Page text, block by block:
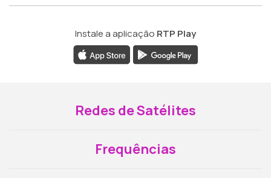
Instale a aplicação RTP Play
Redes de Satélites
Frequências